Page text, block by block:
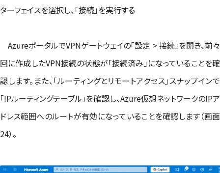
ターフェイスを選択し、「接続」を実行する
AzureポータルでVPNゲートウェイの「設定 > 接続」を開き、前々
回に作成したVPN接続の状態が「接続済み」になっていることを確
認します。また、「ルーティングとリモートアクセス」スナップインで
「IPルーティングテーブル」を確認し、Azure仮想ネットワークのIPア
ドレス範囲へのルートが有効になっていることを確認します（画面
24）。